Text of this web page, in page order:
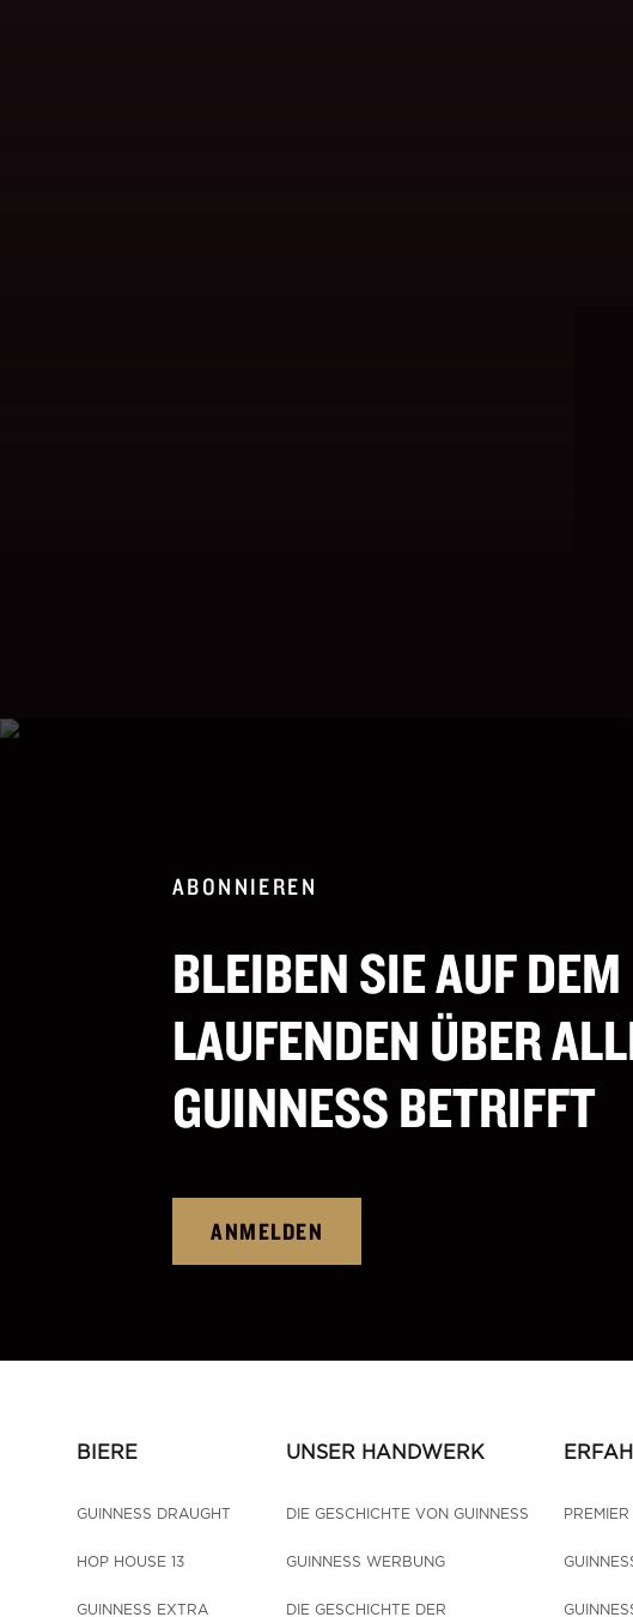
ABONNIEREN
BLEIBEN SIE AUF DEM
LAUFENDEN ÜBER
GUINNESS BETRIFFT
ANMELDEN
BIERE
GUINNESS DRAUGHT
HOP HOUSE 13
GUINNESS EXTRA
UNSER HANDWERK
DIE GESCHICHTE VON GUINNESS
GUINNESS WERBUNG
DIE GESCHICHTE DER